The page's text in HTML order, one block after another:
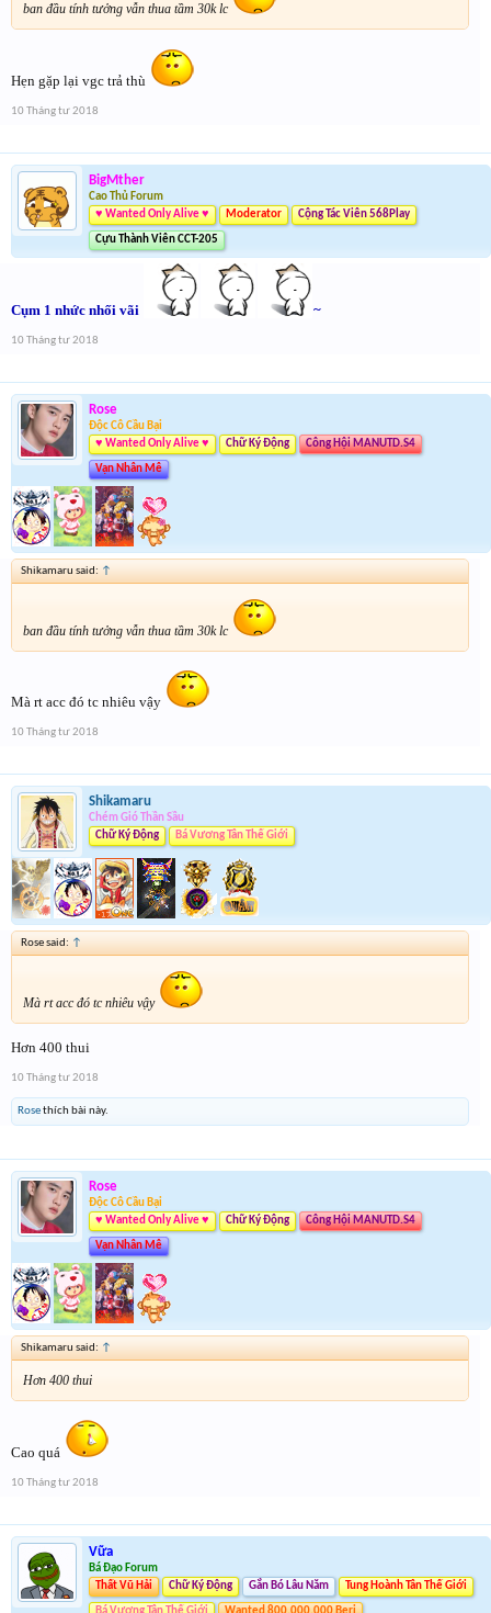
ban đầu tính tưởng vẫn thua tầm 30k lc
Hẹn gặp lại vgc trả thù
10 Tháng tư 2018
BigMther
Cao Thủ Forum
♥ Wanted Only Alive ♥
Moderator Cộng Tác Viên 568Play
Cựu Thành Viên CCT-205
Cụm 1 nhức nhối vãi ~
10 Tháng tư 2018
Rose
Độc Cô Cầu Bại
♥ Wanted Only Alive ♥
Chữ Ký Động Công Hội MANUTD.S4
Vạn Nhân Mê
Shikamaru said: ↑
ban đầu tính tưởng vẫn thua tầm 30k lc
Mà rt acc đó tc nhiêu vậy
10 Tháng tư 2018
Shikamaru
Chém Gió Thần Sầu
Chữ Ký Động
Bá Vương Tân Thế Giới
Rose said: ↑
Mà rt acc đó tc nhiêu vậy
Hơn 400 thui
10 Tháng tư 2018
Rosethích bài này.
Rose
Độc Cô Cầu Bại
♥ Wanted Only Alive ♥
Chữ Ký Động Công Hội MANUTD.S4
Vạn Nhân Mê
Shikamaru said: ↑
Hơn 400 thui
Cao quá
10 Tháng tư 2018
Vữa
Bá Đạo Forum
Thất Vũ Hải
Chữ Ký Động Gắn Bó Lâu Năm Tung Hoành Tân Thế Giới